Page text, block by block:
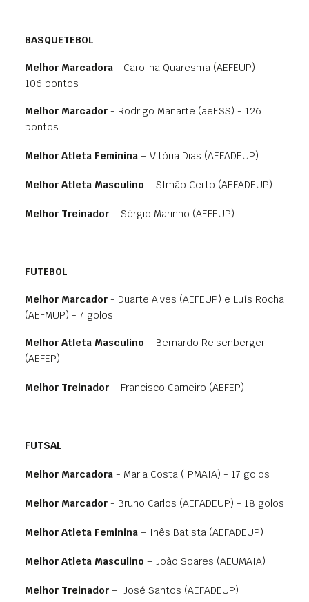
BASQUETEBOL
Melhor Marcadora - Carolina Quaresma (AEFEUP) -
106 pontos
Melhor Marcador - Rodrigo Manarte (aeESS) - 126
pontos
Melhor Atleta Feminina – Vitória Dias (AEFADEUP)
Melhor Atleta Masculino – SImão Certo (AEFADEUP)
Melhor Treinador – Sérgio Marinho (AEFEUP)
FUTEBOL
Melhor Marcador - Duarte Alves (AEFEUP) e Luís Rocha
(AEFMUP) - 7 golos
Melhor Atleta Masculino – Bernardo Reisenberger
(AEFEP)
Melhor Treinador – Francisco Carneiro (AEFEP)
FUTSAL
Melhor Marcadora - Maria Costa (IPMAIA) - 17 golos
Melhor Marcador - Bruno Carlos (AEFADEUP) - 18 golos
Melhor Atleta Feminina – Inês Batista (AEFADEUP)
Melhor Atleta Masculino – João Soares (AEUMAIA)
Melhor Treinador – José Santos (AEFADEUP)